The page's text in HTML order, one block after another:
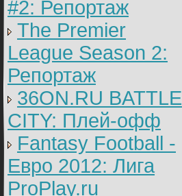
#2: Репортаж
The Premier
League Season 2:
Репортаж
36ON.RU BATTLE
CITY: Плей-офф
Fantasy Football -
Евро 2012: Лига
ProPlay.ru